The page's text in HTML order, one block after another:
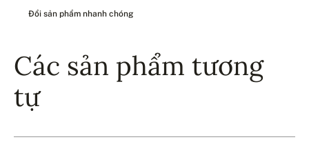
Đổi sản phẩm nhanh chóng
Các sản phẩm tương
tự